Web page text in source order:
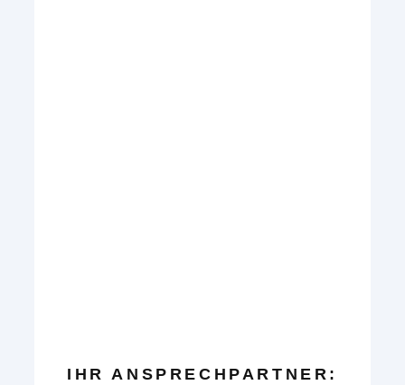
IHR ANSPRECHPARTNER: